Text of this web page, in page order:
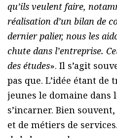
qu’ils veulent faire,
réalisation d’un bilan de
dernier palier, nous les
chute dans l’entreprise.
des études». Il s’agit
pas que. L’idée étant de
jeunes le domaine
s’incarner. Bien
et de métiers de